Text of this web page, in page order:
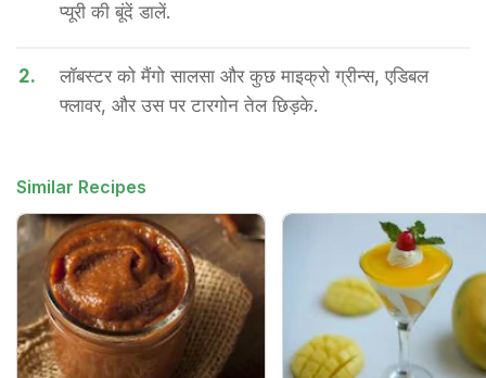
प्यूरी की बूंदें डालें.
2.
लॉबस्टर को मैंगो सालसा और कुछ माइक्रो ग्रीन्स, एडिबल
फ्लावर, और उस पर टारगोन तेल छिड़के.
Similar Recipes